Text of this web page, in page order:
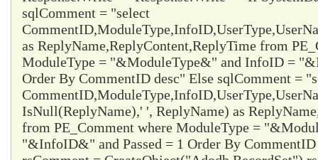
sqlComment = "select
as ReplyName,ReplyContent,ReplyTime from
ModuleType = "&ModuleType&" and InfoID =
Order By CommentID desc" Else sqlComment =
IsNull(ReplyName),' ', ReplyName) as
from PE_Comment where ModuleType =
"&InfoID&" and Passed = 1 Order By